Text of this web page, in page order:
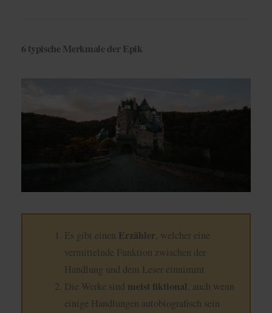
6 typische Merkmale der Epik
Es gibt einen Erzähler, welcher eine
vermittelnde Funktion zwischen der
Handlung und dem Leser einnimmt
Die Werke sind meist fiktional, auch wenn
einige Handlungen autobiografisch sein